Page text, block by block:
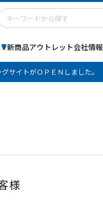
新商品アウトレット会社情報
サイトがＯＰＥＮしました。
様